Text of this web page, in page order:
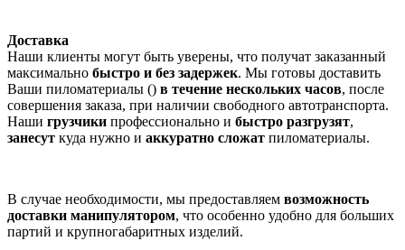
Доставка
Наши клиенты могут быть уверены, что получат заказанный
максимально быстро и без задержек. Мы готовы доставить
Ваши пиломатериалы () в течение нескольких часов, после
совершения заказа, при наличии свободного автотранспорта.
Наши грузчики профессионально и быстро разгрузят,
занесут куда нужно и аккуратно сложат пиломатериалы.
В случае необходимости, мы предоставляем возможность
доставки манипулятором, что особенно удобно для больших
партий и крупногабаритных изделий.